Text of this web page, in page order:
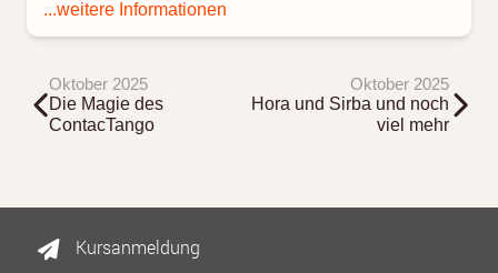
...weitere Informationen
Oktober 2025
Die Magie des
ContacTango
Oktober 2025
Hora und Sirba und noch
viel mehr
Kursanmeldung